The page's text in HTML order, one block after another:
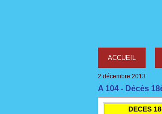
ACCUEIL
2 décembre 2013
A 104 - Décès
DECES